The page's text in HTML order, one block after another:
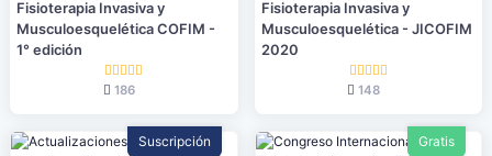
Fisioterapia Invasiva y
Musculoesquelética COFIM -
1° edición
186
Fisioterapia Invasiva y
Musculoesquelética - JICOFIM
2020
148
Suscripción Gratis